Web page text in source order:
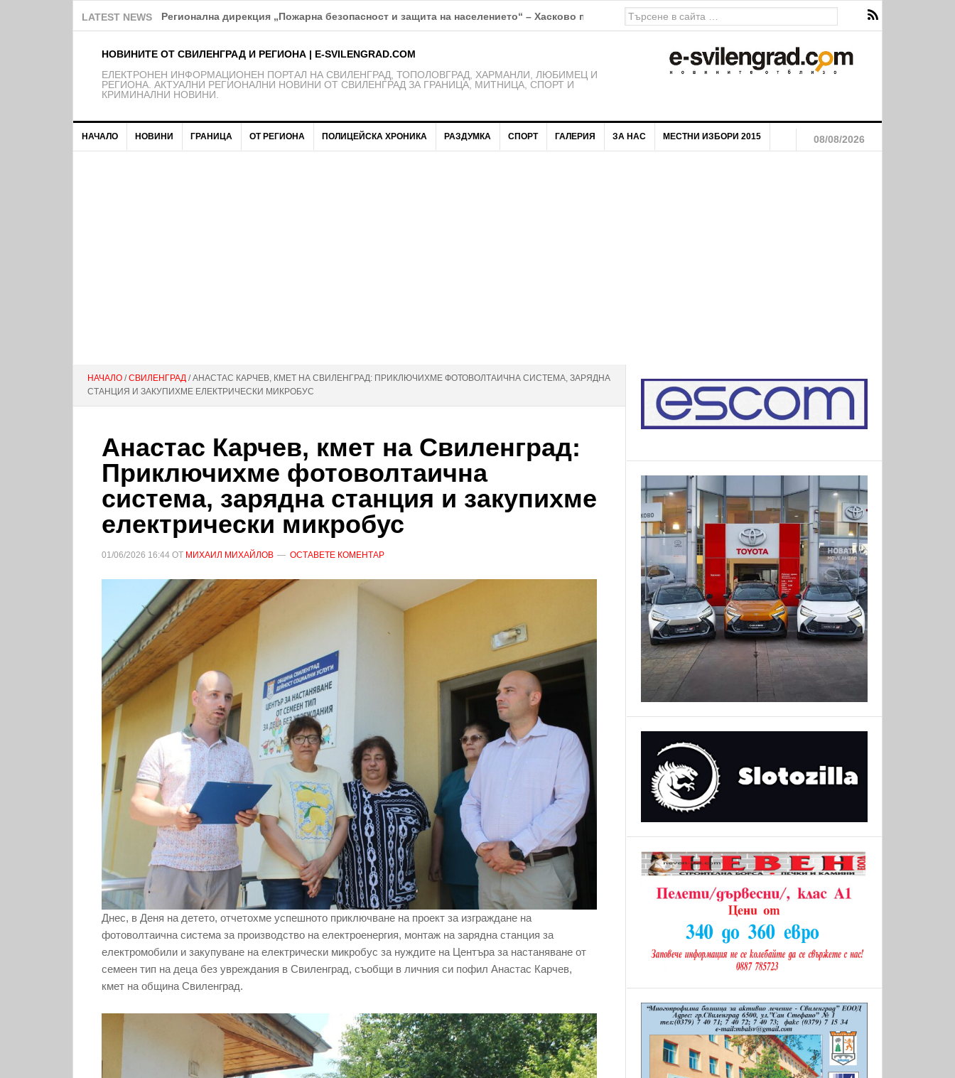
LATEST NEWS Над 150 деца от школата на ФК Свиленград – 1921 получават нови екипи
НОВИНИТЕ ОТ СВИЛЕНГРАД И РЕГИОНА | E-SVILENGRAD.COM
EЛЕКТРОНЕН ИНФОРМАЦИОНЕН ПОРТАЛ НА СВИЛЕНГРАД, ТОПОЛОВГРАД, ХАРМАНЛИ, ЛЮБИМЕЦ И
РЕГИОНА. АКТУАЛНИ РЕГИОНАЛНИ НОВИНИ ОТ СВИЛЕНГРАД ЗА ГРАНИЦА, МИТНИЦА, СПОРТ И
КРИМИНАЛНИ НОВИНИ.
НАЧАЛО НОВИНИ ГРАНИЦА ОТ РЕГИОНА ПОЛИЦЕЙСКА ХРОНИКА РАЗДУМКА СПОРТ ГАЛЕРИЯ ЗА НАС МЕСТНИ ИЗБОРИ 2015 08/08/2026
НАЧАЛО /СВИЛЕНГРАД / АНАСТАС КАРЧЕВ, КМЕТ НА СВИЛЕНГРАД: ПРИКЛЮЧИХМЕ ФОТОВОЛТАИЧНА СИСТЕМА, ЗАРЯДНА
СТАНЦИЯ И ЗАКУПИХМЕ ЕЛЕКТРИЧЕСКИ МИКРОБУС
Анастас Карчев, кмет на Свиленград:
Приключихме фотоволтаична
система, зарядна станция и закупихме
електрически микробус
01/06/2026 16:44 ОТ МИХАИЛ МИХАЙЛОВ ОСТАВЕТЕ КОМЕНТАР
Днес, в Деня на детето, отчетохме успешното приключване на проект за изграждане на
фотоволтаична система за производство на електроенергия, монтаж на зарядна станция за
електромобили и закупуване на електрически микробус за нуждите на Центъра за настаняване от
семеен тип на деца без увреждания в Свиленград, съобщи в личния си пофил Анастас Карчев,
кмет на община Свиленград.